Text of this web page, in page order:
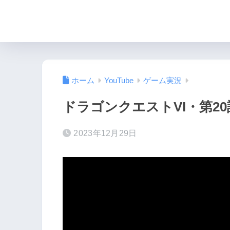
ホーム YouTube ゲーム実況
ドラゴンクエストVI・第20
2023年12月29日